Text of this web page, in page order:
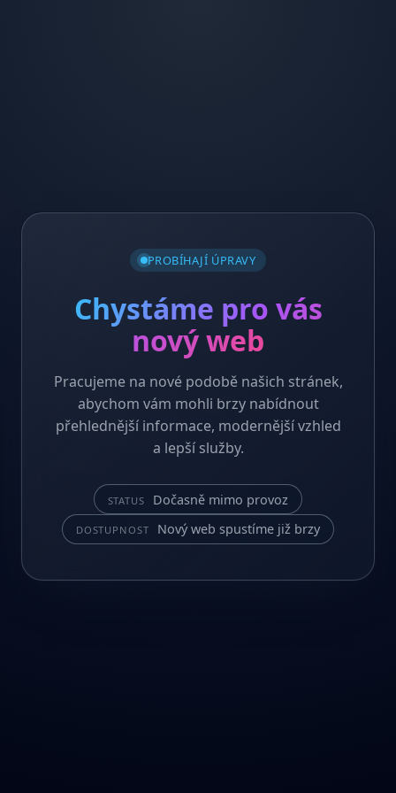
PROBÍHAJÍ ÚPRAVY
Chystáme pro vás
nový web
Pracujeme na nové podobě našich stránek,
abychom vám mohli brzy nabídnout
přehlednější informace, modernější vzhled
a lepší služby.
STATUS Dočasně mimo provoz
DOSTUPNOST Nový web spustíme již brzy